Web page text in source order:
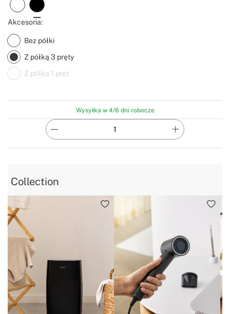
Akcesoria:
Bez półki
Z półką 3 pręty
Z półką 1 pręt
Wysyłka w 4/6 dni robocze
Collection